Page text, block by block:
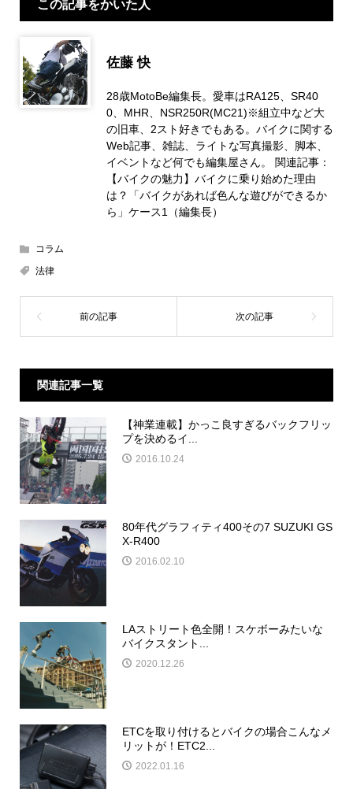
この記事をかいた人
佐藤 快
28歳MotoBe編集長。愛車はRA125、SR40
0、MHR、NSR250R(MC21)※組立中など大
の旧車、2スト好きでもある。バイクに関する
Web記事、雑誌、ライトな写真撮影、脚本、
イベントなど何でも編集屋さん。 関連記事：
【バイクの魅力】バイクに乗り始めた理由
は？「バイクがあれば色んな遊びができるか
ら」ケース1（編集長）
コラム
法律
関連記事一覧
【神業連載】かっこ良すぎるバックフリッ
プを決めるイ...
2016.10.24
80年代グラフィティ400その7 SUZUKI GS
X-R400
2016.02.10
LAストリート色全開！スケボーみたいな
バイクスタント...
2020.12.26
ETCを取り付けるとバイクの場合こんなメ
リットが！ETC2...
2022.01.16